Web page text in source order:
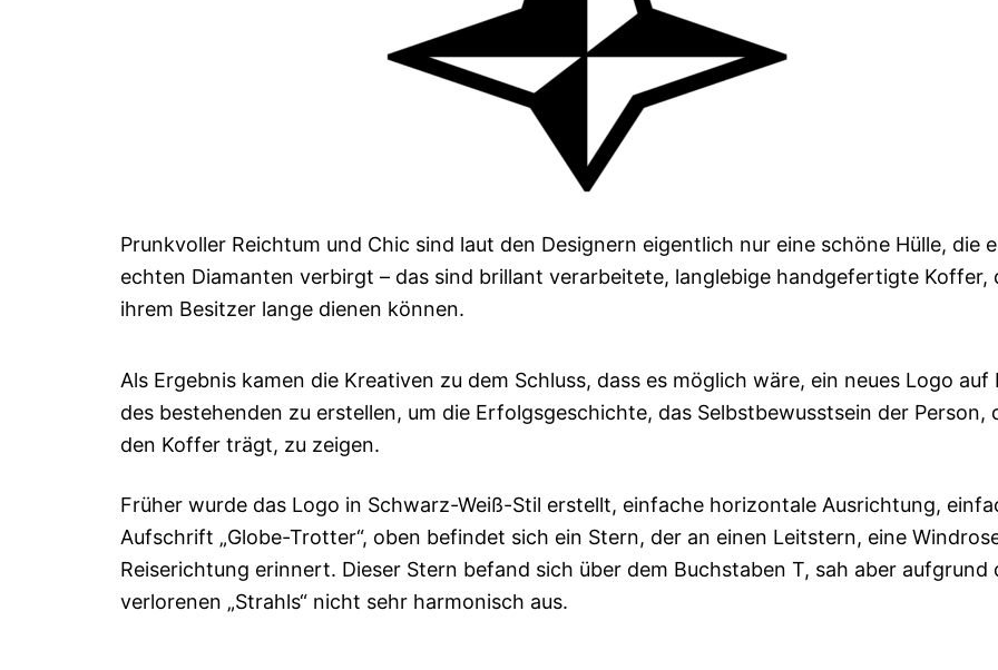
Prunkvoller Reichtum und Chic sind laut den Designern eigentlich nur eine schöne Hülle, die
echten Diamanten verbirgt – das sind brillant verarbeitete, langlebige handgefertigte Koffer,
ihrem Besitzer lange dienen können.
Als Ergebnis kamen die Kreativen zu dem Schluss, dass es möglich wäre, ein neues Logo auf
des bestehenden zu erstellen, um die Erfolgsgeschichte, das Selbstbewusstsein der Person,
den Koffer trägt, zu zeigen.
Früher wurde das Logo in Schwarz-Weiß-Stil erstellt, einfache horizontale Ausrichtung,
Aufschrift „Globe-Trotter“, oben befindet sich ein Stern, der an einen Leitstern, eine
Reiserichtung erinnert. Dieser Stern befand sich über dem Buchstaben T, sah aber aufgrund
verlorenen „Strahls“ nicht sehr harmonisch aus.